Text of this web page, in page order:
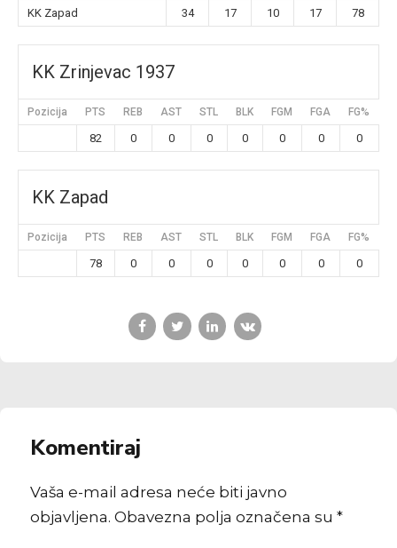
KK Zapad
34 17 10 17 78
KK Zrinjevac 1937
Pozicija PTS REB AST STL BLK FGM FGA FG%
82 0 0 0 0 0 0 0
KK Zapad
Pozicija PTS REB AST STL BLK FGM FGA FG%
78 0 0 0 0 0 0 0
Komentiraj
Vaša e-mail adresa neće biti javno
objavljena. Obavezna polja označena su *